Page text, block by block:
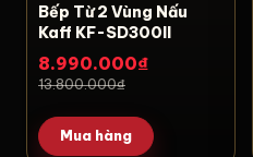
Bếp Từ 2 Vùng Nấu
Kaff KF-SD300II
8.990.000₫
13.800.000₫
Mua hàng